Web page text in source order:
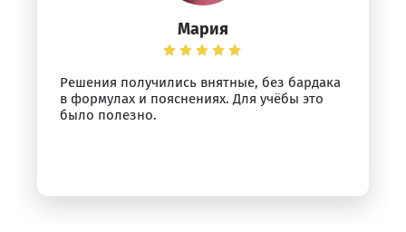
Мария
Решения получились внятные, без бардака
в формулах и пояснениях. Для учёбы это
было полезно.